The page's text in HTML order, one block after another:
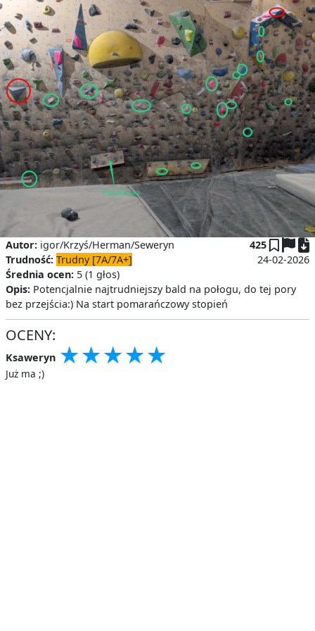
Autor: igor/Krzyś/Herman/Seweryn
Trudność: Trudny [7A/7A+]
Średnia ocen: 5 (1 głos)
425
24-02-2026
Opis: Potencjalnie najtrudniejszy bald na połogu, do tej pory
bez przejścia:) Na start pomarańczowy stopień
OCENY:
Ksaweryn ★
★★
★★★
★★★★
★★★★★
Już ma ;)